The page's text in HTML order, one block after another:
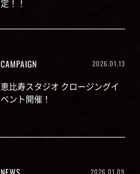
定！！
CAMPAIGN 2026.01.13
恵比寿スタジオ クロージングイ
ベント開催！
2026.01.09